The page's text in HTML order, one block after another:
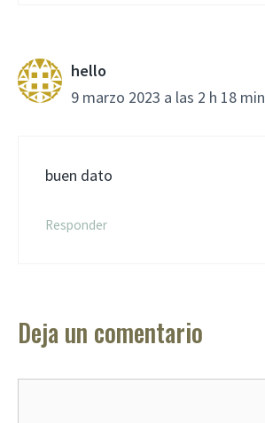
hello
9 marzo 2023 a las 2 h 18 min
buen dato
Responder
Deja un comentario